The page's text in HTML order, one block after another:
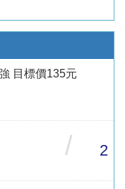
目標價135元
/ 2